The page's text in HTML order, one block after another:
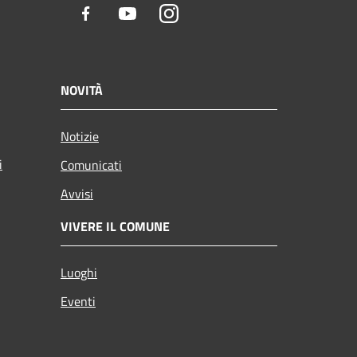
Facebook YoutubeInstagram
NOVITÀ
Notizie
Comunicati
Avvisi
VIVERE IL COMUNE
Luoghi
Eventi